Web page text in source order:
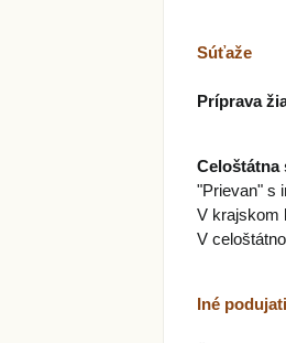
Súťaže
Príprava
Celoštátna
"Prievan" s
V krajskom
V
Iné